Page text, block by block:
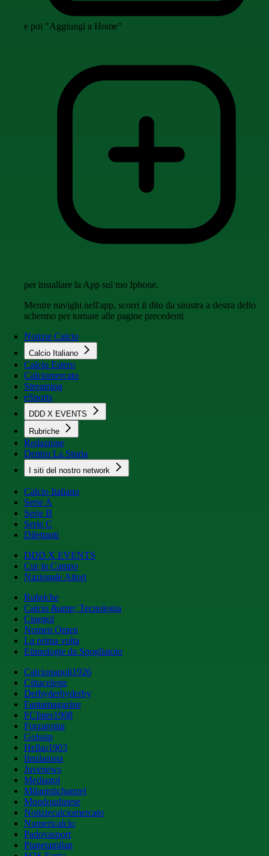
e poi "Aggiungi a Home"
per installare la App sul tuo Iphone.
Mentre navighi nell'app, scorri il dito da sinistra a destra dello
schermo per tornare alle pagine precedenti
Notizie Calcio
Calcio Italiano
Calcio Estero
Calciomercato
Streaming
eSports
DDD X EVENTS
Rubriche
Redazione
Dentro La Storia
I siti del nostro network
Calcio Italiano
Serie A
Serie B
Serie C
Dilettanti
DDD X EVENTS
Cur in Campo
Nazionale Attori
Rubriche
Calcio &amp; Tecnologia
Cinegol
Nomen Omen
La prima volta
Etimologie da Spogliatoio
Calcionapoli1926
Cittaceleste
Derbyderbyderby
Fantamagazine
FCInter1908
Forzaroma
Golssip
Hellas1903
Ilmilanista
Juvenews
Mediagol
Milanistichannel
Mondoudinese
Notiziecalciomercato
Numericalcio
Padovasport
Pianetamilan